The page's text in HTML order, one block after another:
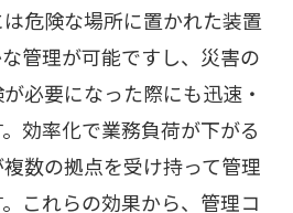
危険な場所に置かれた装置
管理が可能ですし、災害の
必要になった際にも迅速・
効率化で業務負荷が下がる
数の拠点を受け持って管理
これらの効果から、管理コ